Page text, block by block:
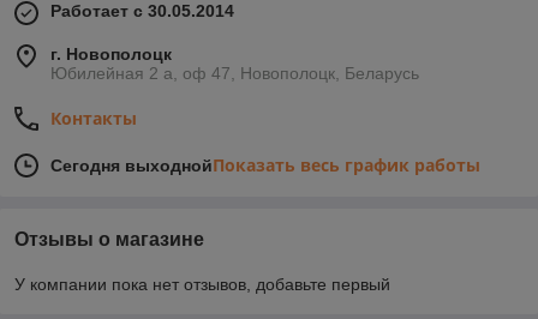
Работает с 30.05.2014
г. Новополоцк
Юбилейная 2 а, оф 47, Новополоцк, Беларусь
Контакты
Сегодня выходнойПоказать весь график работы
Отзывы о магазине
У компании пока нет отзывов, добавьте первый